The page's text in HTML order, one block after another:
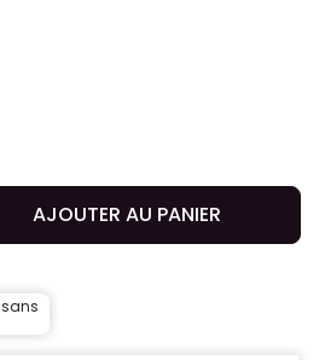
AJOUTER AU PANIER
sans